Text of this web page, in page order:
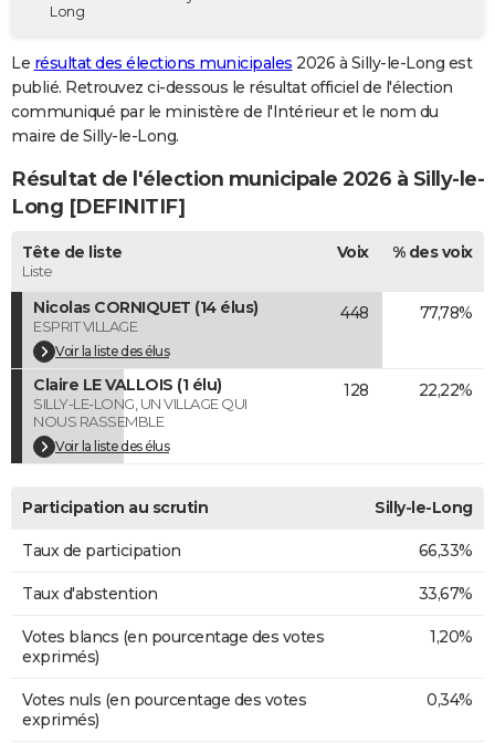
Destinations
City break
Voyage nature
Voyage de noces
Forum
GUIDES D'ACHAT
BONS PLANS
Carte de Noël
Carte Bonne année
Carte Saint-Valentin
Carte Pâques
Carte d'anniversaire
DICTIONNAIRE
Dictionnaire
Biographies
Citations
Expressions
Proverbes
PROGRAMME TV
COPAINS D'AVANT
S'inscrire
Se connecter
Lycées
Collèges
Primaires
Universités
Entreprises
Service militaire
Avis de recherche
AVIS DE DÉCÈS
FORUM
Bricolage
Lifestyle
Culture
Sport
Auto
Television
Voyage
Cinema
Long
Le résultat des élections municipales 2026 à Silly-le-Long est
publié. Retrouvez ci-dessous le résultat officiel de l'élection
communiqué par le ministère de l'Intérieur et le nom du
maire de Silly-le-Long.
Résultat de l'élection municipale 2026 à Silly-le-
Long [DEFINITIF]
Tête de liste
Liste
Voix % des voix
Nicolas CORNIQUET (14 élus)
ESPRIT VILLAGE
Voir la liste des élus
448 77,78%
Claire LE VALLOIS (1 élu)
SILLY-LE-LONG, UN VILLAGE QUI
NOUS RASSEMBLE
Voir la liste des élus
128 22,22%
Participation au scrutin Silly-le-Long
Taux de participation 66,33%
Taux d'abstention 33,67%
Votes blancs (en pourcentage des votes
exprimés)
1,20%
Votes nuls (en pourcentage des votes
exprimés)
0,34%